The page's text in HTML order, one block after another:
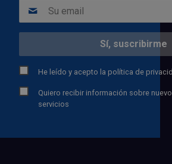
He leído y acepto la política de
Quiero recibir información sobre
servicios